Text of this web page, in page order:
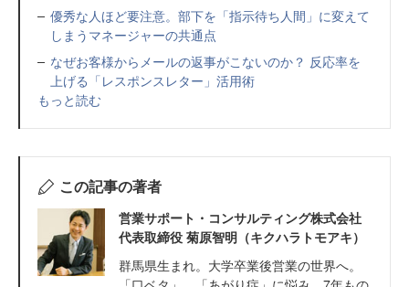
優秀な人ほど要注意。部下を「指示待ち人間」に変えて
しまうマネージャーの共通点
なぜお客様からメールの返事がこないのか？ 反応率を
上げる「レスポンスレター」活用術
もっと読む
この記事の著者
営業サポート・コンサルティング株式会社
代表取締役 菊原智明（キクハラトモアキ）
群馬県生まれ。大学卒業後営業の世界へ。